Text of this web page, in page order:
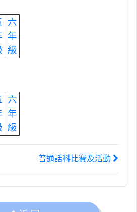
六
年
級
六
年
級
普通話科比賽及活動